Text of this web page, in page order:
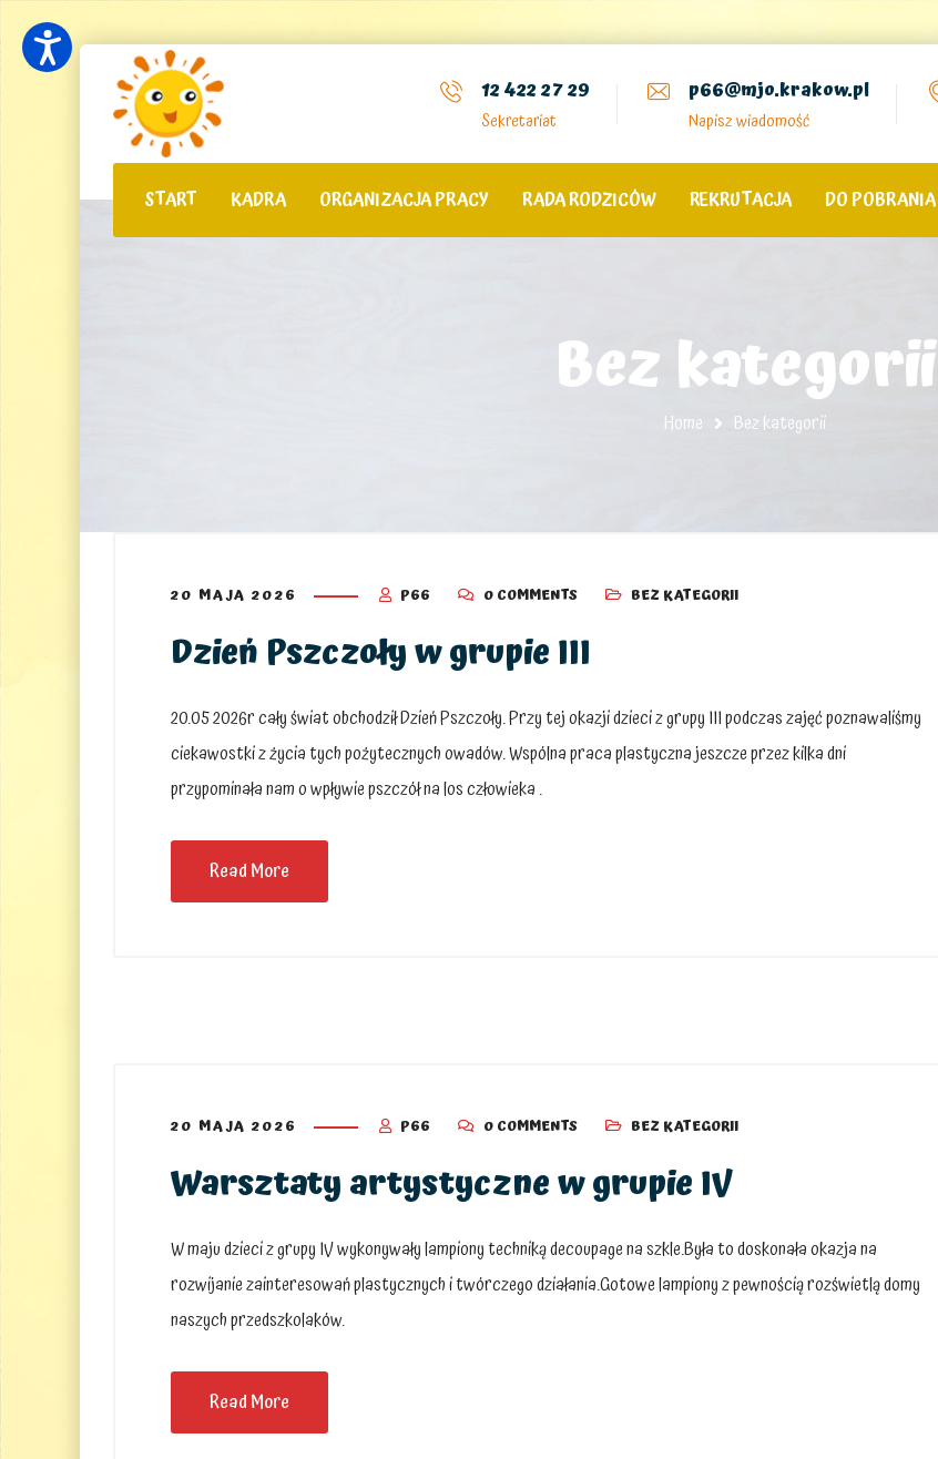
12 422 27 29
Sekretariat
p66@mjo.krakow.pl
Napisz wiadomość
START KADRA ORGANIZACJA PRACY RADA RODZICÓW REKRUTACJA DO POBRANIA
Bez kategorii
Home Bez kategorii
20 MAJA 2026 P66 0 COMMENTS BEZ KATEGORII
Dzień Pszczoły w grupie III
20.05 2026r cały świat obchodził Dzień Pszczoły. Przy tej okazji dzieci z grupy III podczas zajęć poznawaliśmy
ciekawostki z życia tych pożytecznych owadów. Wspólna praca plastyczna jeszcze przez kilka dni
przypominała nam o wpływie pszczół na los człowieka .
Read More
20 MAJA 2026 P66 0 COMMENTS BEZ KATEGORII
Warsztaty artystyczne w grupie IV
W maju dzieci z grupy IV wykonywały lampiony techniką decoupage na szkle.Była to doskonała okazja na
rozwijanie zainteresowań plastycznych i twórczego działania.Gotowe lampiony z pewnością rozświetlą domy
naszych przedszkolaków.
Read More